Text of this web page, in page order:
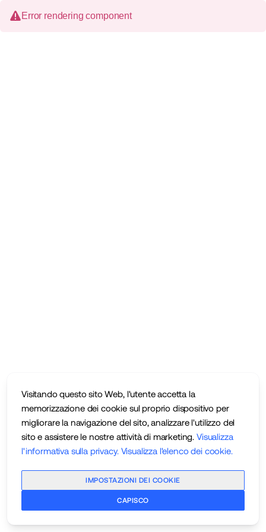
Visitando questo sito Web, l'utente accetta la
memorizzazione dei cookie sul proprio dispositivo per
migliorare la navigazione del sito, analizzare l'utilizzo del
sito e assistere le nostre attività di marketing. Visualizza
l'informativa sulla privacy. Visualizza l'elenco dei cookie.
IMPOSTAZIONI DEI COOKIE
CAPISCO
Error rendering component